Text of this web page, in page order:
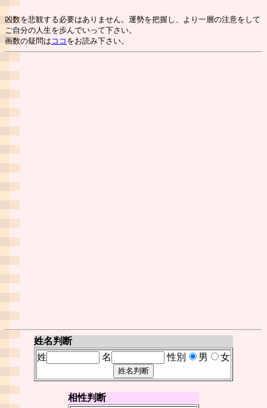
凶数を悲観する必要はありません。運勢を把握し、より一層の注意をして
ご自分の人生を歩んでいって下さい。
画数の疑問は ココ をお読み下さい。
姓名判断
姓
名 性別 男 女
相性判断